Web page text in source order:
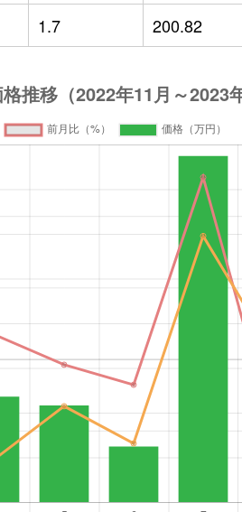
1.7 200.82